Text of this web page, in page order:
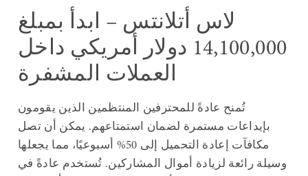
لاس أتلانتس – ابدأ بمبلغ
14,100,000 دولار أمريكي داخل
العملات المشفرة
تُمنح عادةً للمحترفين المنتظمين الذين يقومون
بإيداعات مستمرة لضمان استمتاعهم. يمكن أن تصل
مكافآت إعادة التحميل إلى 50% أسبوعيًا، مما يجعلها
وسيلة رائعة لزيادة أموال المشاركين. تُستخدم عادةً في